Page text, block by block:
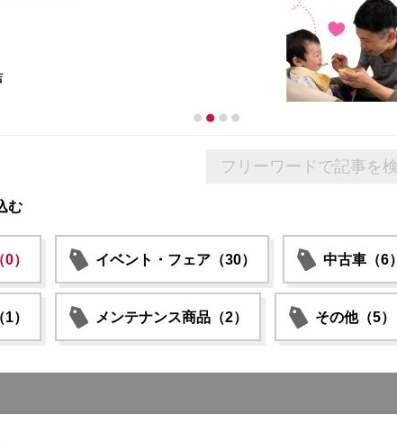
む
） イベント・フェア（30） 中古車（6）
） メンテナンス商品（2） その他（5）